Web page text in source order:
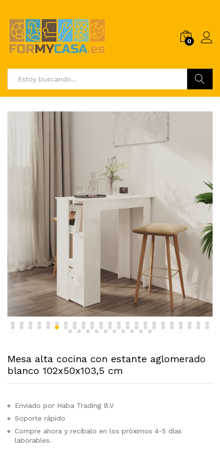
0
Mesa alta cocina con estante aglomerado
blanco 102x50x103,5 cm
Enviado por Haba Trading B.V
Soporte rápido
Compre ahora y recíbalo en los próximos 4-5 días
laborables.